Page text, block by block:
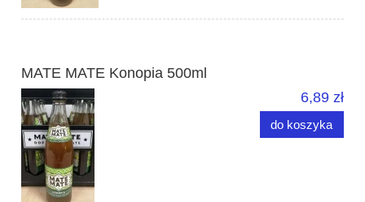
MATE MATE Konopia 500ml
6,89 zł
do koszyka